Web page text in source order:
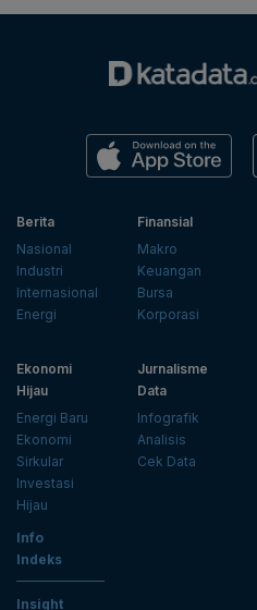
Berita
Nasional
Industri
Internasional
Energi
Finansial
Makro
Keuangan
Bursa
Korporasi
Ekonomi
Hijau
Energi Baru
Ekonomi
Sirkular
Investasi
Hijau
Jurnalisme
Data
Infografik
Analisis
Cek Data
Info
Indeks
Insight